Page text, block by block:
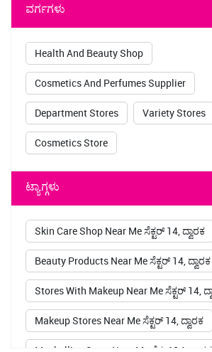
ವರ್ಗಗಳು
Health And Beauty Shop
Cosmetics And Perfumes Supplier
Department Stores Variety Stores
Cosmetics Store
ಟ್ಯಾಗ್ಗಳು
Skin Care Shop Near Me ಸೆಕ್ಟರ್ 14, ದ್ವಾರಕ
Beauty Products Near Me ಸೆಕ್ಟರ್ 14, ದ್ವಾರಕ
Stores With Makeup Near Me ಸೆಕ್ಟರ್ 14,
Makeup Stores Near Me ಸೆಕ್ಟರ್ 14, ದ್ವಾರಕ